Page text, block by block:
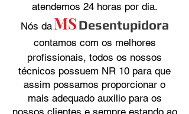
atendemos 24 horas por dia.
Nós da MSDesentupidora
contamos com os melhores
profissionais, todos os nossos
técnicos possuem NR 10 para que
assim possamos proporcionar o
mais adequado auxilio para os
nossos clientes e sempre estando ao